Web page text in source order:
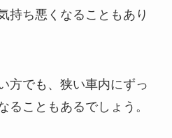
持ち悪くなることもあり
方でも、狭い車内にずっ
ることもあるでしょう。